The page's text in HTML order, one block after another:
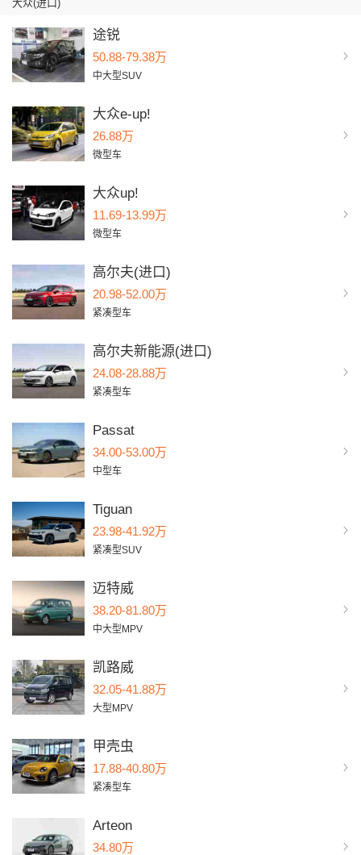
大众(进口)
途锐
50.88-79.38万
中大型SUV
大众e-up!
26.88万
微型车
大众up!
11.69-13.99万
微型车
高尔夫(进口)
20.98-52.00万
紧凑型车
高尔夫新能源(进口)
24.08-28.88万
紧凑型车
Passat
34.00-53.00万
中型车
Tiguan
23.98-41.92万
紧凑型SUV
迈特威
38.20-81.80万
中大型MPV
凯路威
32.05-41.88万
大型MPV
甲壳虫
17.88-40.80万
紧凑型车
Arteon
34.80万